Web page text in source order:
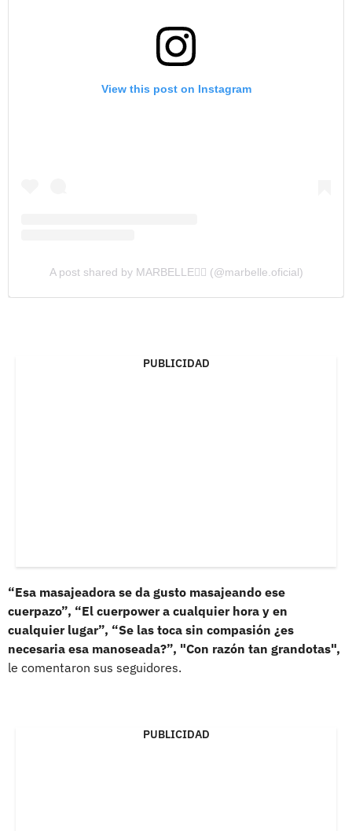
View this post on Instagram
A post shared by MARBELLE❤️‍🔥 (@marbelle.oficial)
PUBLICIDAD
“Esa masajeadora se da gusto masajeando ese
cuerpazo”, “El cuerpower a cualquier hora y en
cualquier lugar”, “Se las toca sin compasión ¿es
necesaria esa manoseada?”, "Con razón tan grandotas",
le comentaron sus seguidores.
PUBLICIDAD